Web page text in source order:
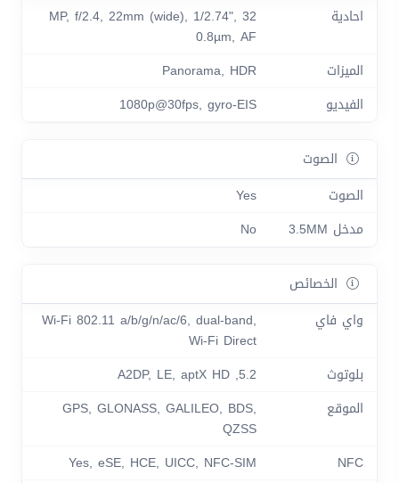
احادية
32 MP, f/2.4, 22mm (wide), 1/2.74",
0.8µm, AF
الميزات
Panorama, HDR
الفيديو
1080p@30fps, gyro-EIS
الصوت
الصوت
Yes
مدخل 3.5MM
No
الخصائص
واي فاي
Wi-Fi 802.11 a/b/g/n/ac/6, dual-band,
Wi-Fi Direct
بلوتوث
5.2, A2DP, LE, aptX HD
الموقع
GPS, GLONASS, GALILEO, BDS,
QZSS
NFC
Yes, eSE, HCE, UICC, NFC-SIM